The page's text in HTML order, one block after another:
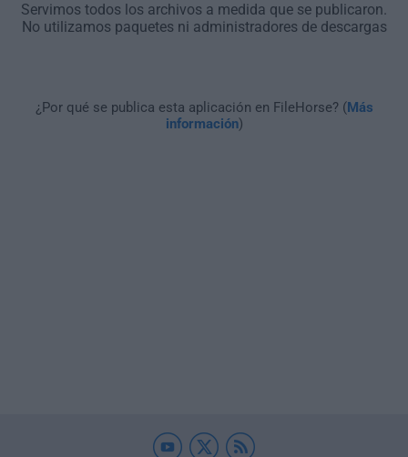
Servimos todos los archivos a medida que se publicaron.
No utilizamos paquetes ni administradores de descargas
¿Por qué se publica esta aplicación en FileHorse? (Más
información)